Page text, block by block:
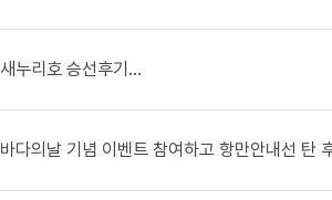
새누리호 승선후기...
바다의날 기념 이벤트 참여하고 항만안내선 탄